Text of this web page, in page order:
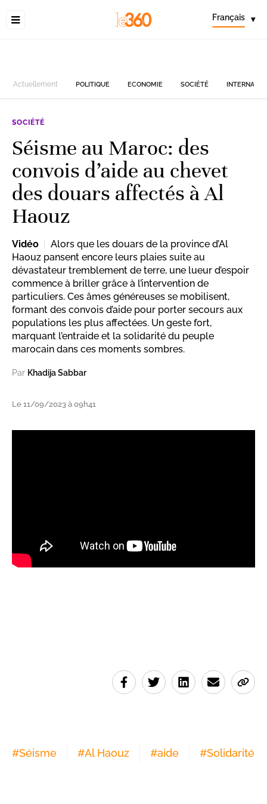
Français ▾
Actuellement POLITIQUE ECONOMIE SOCIÉTÉ
SOCIÉTÉ
Séisme au Maroc: des
convois d’aide au chevet
des douars affectés à Al
Haouz
Vidéo
Alors que les douars de la province d’Al
Haouz pansent encore leurs plaies suite au
dévastateur tremblement de terre, une lueur d’espoir
commence à briller grâce à l’intervention de
particuliers. Ces âmes généreuses se mobilisent,
formant des convois d’aide pour porter secours aux
populations les plus affectées. Un geste fort,
marquant l’entraide et la solidarité du peuple
marocain dans ces moments sombres.
Par Khadija Sabbar
Le 11/09/2023 à 09h41
#Séisme #Al Haouz #aide #Solidarité